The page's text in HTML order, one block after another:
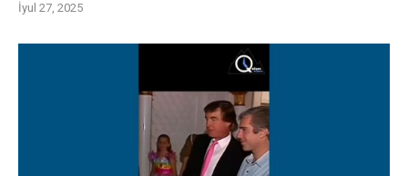
İyul 27, 2025